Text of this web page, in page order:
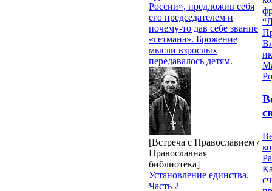
России», предложив себя
его председателем и
почему-то дав себе звание
«гетмана». Брожение
мысли взрослых
передавалось детям.
[Встреча с Православием /
Православная
библиотека]
Установление единства.
Часть 2